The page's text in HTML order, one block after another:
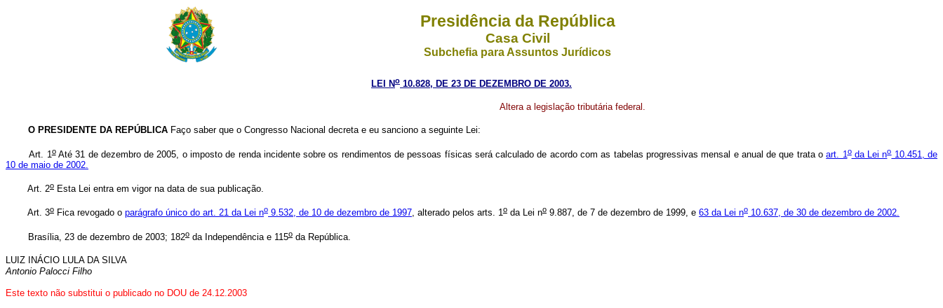
Presidência da República
Casa Civil
Subchefia para Assuntos Jurídicos
LEI No 10.828, DE 23 DE DEZEMBRO DE 2003.
Altera a legislação tributária federal.
O PRESIDENTE DA REPÚBLICA Faço saber que o Congresso Nacional decreta e eu sanciono a seguinte Lei:
Art. 1oAté 31 de dezembro de 2005, o imposto de renda incidente sobre os rendimentos de pessoas físicas será calculado de acordo com as tabelas progressivas mensal e anual de que trata oart. 1oda Lei no10.451, de
10 de maio de 2002.
Art. 2o Esta Lei entra em vigor na data de sua publicação.
Art. 3o Fica revogado o parágrafo único do art. 21 da Lei no 9.532, de 10 de dezembro de 1997, alterado pelos arts. 1o da Lei no 9.887, de 7 de dezembro de 1999, e 63 da Lei no 10.637, de 30 de dezembro de 2002.
Brasília, 23 de dezembro de 2003; 182o da Independência e 115o da República.
LUIZ INÁCIO LULA DA SILVA
Antonio Palocci Filho
Este texto não substitui o publicado no DOU de 24.12.2003